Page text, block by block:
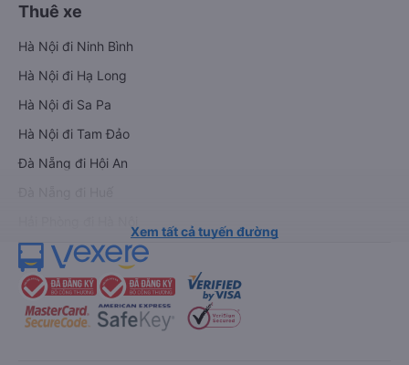
Thuê xe
Hà Nội đi Ninh Bình
Hà Nội đi Hạ Long
Hà Nội đi Sa Pa
Hà Nội đi Tam Đảo
Đà Nẵng đi Hội An
Xem tất cả tuyến đường